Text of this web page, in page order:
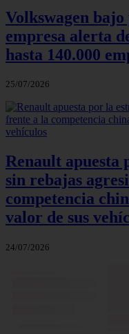
Volkswagen
empresa alerta
hasta 140.000
25/07/2026
Renault apuesta
sin rebajas
competencia
valor de sus
24/07/2026